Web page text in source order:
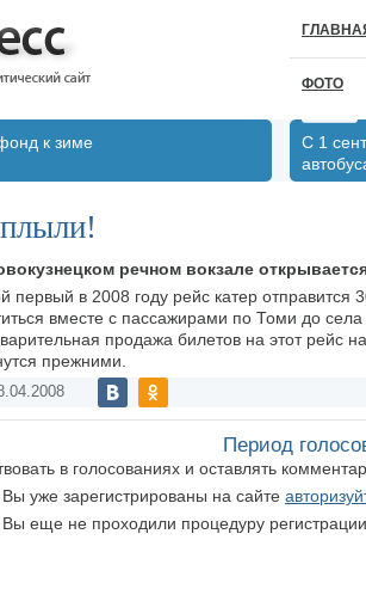
ФОТО
к зиме
С 1
речном вокзале
первый в 2008 году рейс катер отправится
вместе с пассажирами по Томи до
продажа билетов на этот рейс
прежними.
Период
в голосованиях и оставлять
уже зарегистрированы на сайте
еще не проходили процедуру